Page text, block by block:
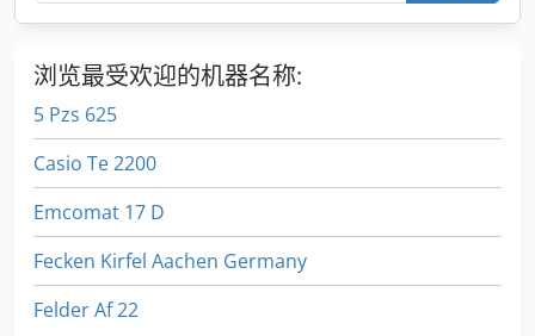
浏览最受欢迎的机器名称:
5 Pzs 625
Casio Te 2200
Emcomat 17 D
Fecken Kirfel Aachen Germany
Felder Af 22